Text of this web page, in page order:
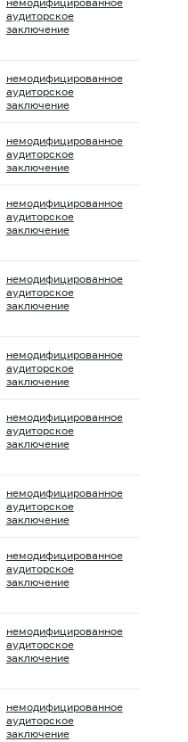
аудиторское
заключение
немодифицированное
аудиторское
заключение
немодифицированное
аудиторское
заключение
немодифицированное
аудиторское
заключение
немодифицированное
аудиторское
заключение
немодифицированное
аудиторское
заключение
немодифицированное
аудиторское
заключение
немодифицированное
аудиторское
заключение
немодифицированное
аудиторское
заключение
немодифицированное
аудиторское
заключение
немодифицированное
аудиторское
заключение